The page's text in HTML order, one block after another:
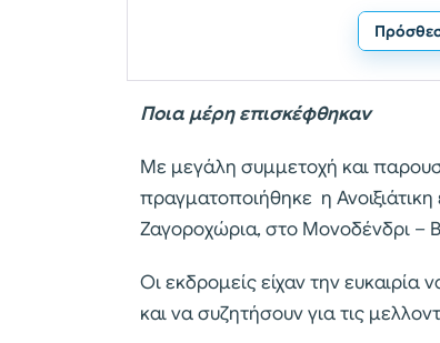
Ποια μέρη επισκέφθηκαν
Με μεγάλη συμμετοχή και
πραγματοποιήθηκε η
Ζαγοροχώρια, στο Μονοδένδρι –
Οι εκδρομείς είχαν την ευκαιρία
και να συζητήσουν για τις